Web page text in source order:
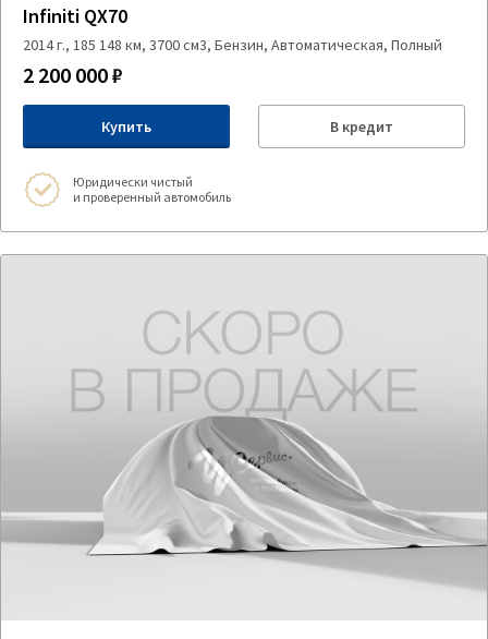
Infiniti QX70
2014 г., 185 148 км, 3700 см3, Бензин, Автоматическая, Полный
2 200 000 ₽
Купить В кредит
Юридически чистый
и проверенный автомобиль